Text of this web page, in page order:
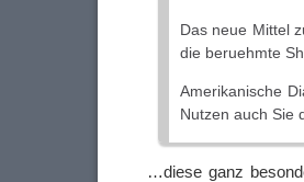
Das neue Mittel
die beruehmte
Amerikanische
Nutzen auch Sie
…diese ganz